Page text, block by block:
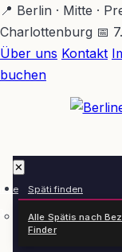
Zum
Hauptinhalt
springen
📍 Berlin · Mitte ·
Charlottenburg 📅
Über uns Kontakt
buchen
✕
Späti finden
Alle Spätis nach
Finder